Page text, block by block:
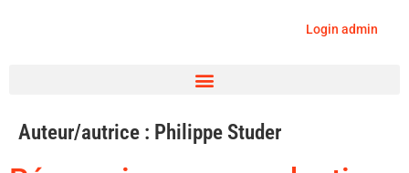
Login admin
Auteur/autrice : Philippe Studer